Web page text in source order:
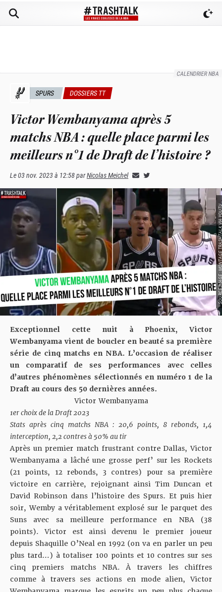
CALENDRIER NBA
SPURS DOSSIERS TT
Victor Wembanyama après 5
matchs NBA : quelle place parmi les
meilleurs n°1 de Draft de l’histoire ?
Le03 nov. 2023 à 12:58parNicolas Meichel
Exceptionnel cette nuit à Phoenix, Victor
Wembanyama vient de boucler en beauté sa première
série de cinq matchs en NBA. L’occasion de réaliser
un comparatif de ses performances avec celles
d’autres phénomènes sélectionnés en numéro 1 de la
Draft au cours des 50 dernières années.
Victor Wembanyama
1er choix de la Draft 2023
Stats après cinq matchs NBA : 20,6 points, 8 rebonds, 1,4
interception, 2,2 contres à 50% au tir
Après un premier match frustrant contre Dallas, Victor
Wembanyama a lâché une grosse perf’ sur les Rockets
(21 points, 12 rebonds, 3 contres) pour sa première
victoire en carrière, rejoignant ainsi Tim Duncan et
David Robinson dans l’histoire des Spurs. Et puis hier
soir, Wemby a véritablement explosé sur le parquet des
Suns avec sa meilleure performance en NBA (38
points). Victor est ainsi devenu le premier joueur
depuis Shaquille O’Neal en 1992 (on va en parler un peu
plus tard…) à totaliser 100 points et 10 contres sur ses
cinq premiers matchs NBA. À travers les chiffres
comme à travers ses actions en mode alien, Victor